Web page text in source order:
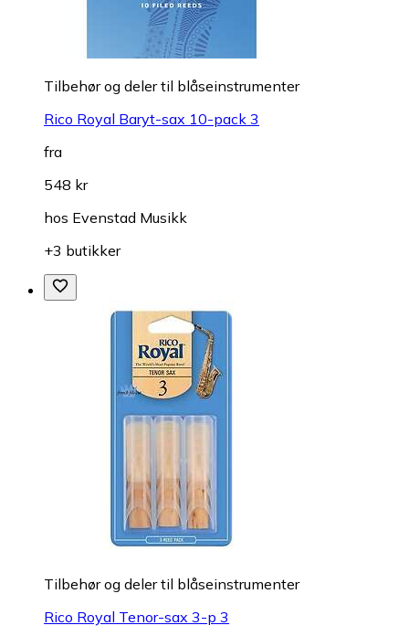
Tilbehør og deler til blåseinstrumenter
Rico Royal Baryt-sax 10-pack 3
fra
548 kr
hos Evenstad Musikk
+3 butikker
Tilbehør og deler til blåseinstrumenter
Rico Royal Tenor-sax 3-p 3